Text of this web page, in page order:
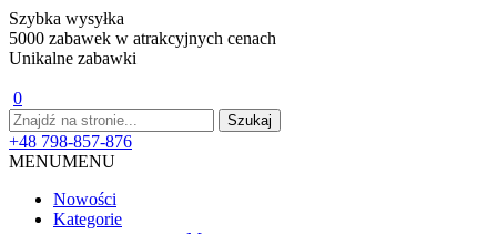
Szybka wysyłka
5000 zabawek w atrakcyjnych cenach
Unikalne zabawki
0
+48 798-857-876
MENUMENU
Nowości
Kategorie